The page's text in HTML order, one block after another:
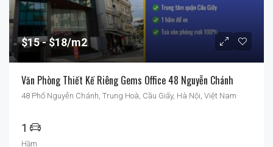
$15 $18/m2
Văn Phòng Thiết Kế Riêng Gems Office 48 Nguyễn Chánh
48 Phố Nguyễn Chánh, Trung Hoà, Cầu Giấy, Hà Nội, Việt Nam
1
Hầm